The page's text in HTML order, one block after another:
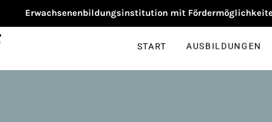
Erwachsenenbildungsinstitution mit
START AUSBILDUNGEN